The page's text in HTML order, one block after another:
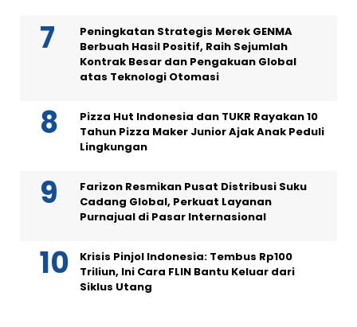
Peningkatan Strategis Merek GENMA
Berbuah Hasil Positif, Raih Sejumlah
Kontrak Besar dan Pengakuan Global
atas Teknologi Otomasi
Pizza Hut Indonesia dan TUKR Rayakan 10
Tahun Pizza Maker Junior Ajak Anak Peduli
Lingkungan
Farizon Resmikan Pusat Distribusi Suku
Cadang Global, Perkuat Layanan
Purnajual di Pasar Internasional
Krisis Pinjol Indonesia: Tembus Rp100
Triliun, Ini Cara FLIN Bantu Keluar dari
Siklus Utang